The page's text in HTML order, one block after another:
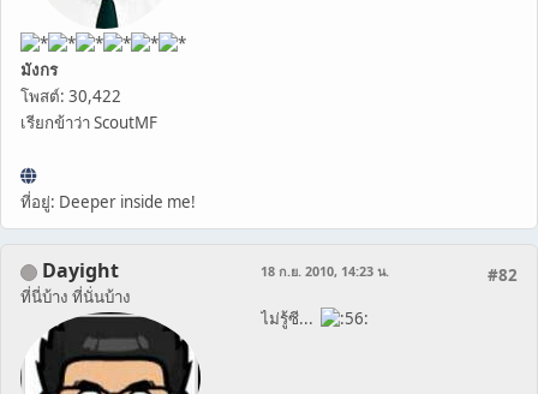
มังกร
โพสต์: 30,422
เรียกข้าว่า ScoutMF
ที่อยู่: Deeper inside me!
Dayight
ที่นี่บ้าง ที่นั่นบ้าง
#82
18 ก.ย. 2010, 14:23 น.
ไม่รู้ซี...